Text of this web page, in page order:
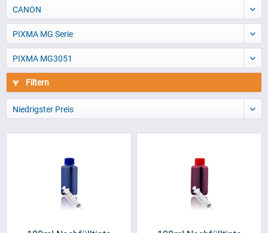
CANON
PIXMA MG Serie
PIXMA MG3051
Filtern
Niedrigster Preis